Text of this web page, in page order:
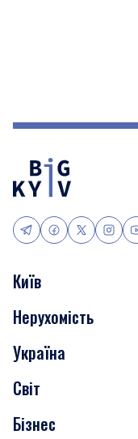
Київ
Події
Скандали
Нерухомість
Транспорт
Нерухомість
Україна
Світ
Бізнес